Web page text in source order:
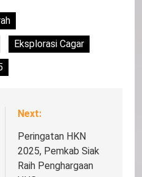
Eksplorasi Cagar
Next:
Peringatan HKN
2025, Pemkab Siak
Raih Penghargaan